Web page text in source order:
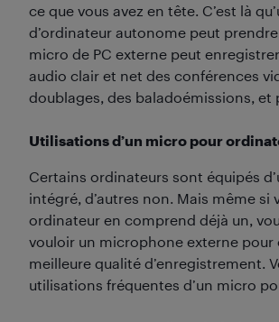
ce que vous avez en tête. C’est là
d’ordinateur autonome peut prendre
micro de PC externe peut
audio clair et net des conférences
doublages, des baladoémissions, et
Utilisations d’un micro pour
Certains ordinateurs sont équipés
intégré, d’autres non. Mais même si
ordinateur en comprend déjà un,
vouloir un microphone externe pour
meilleure qualité d’enregistrement.
utilisations fréquentes d’un micro